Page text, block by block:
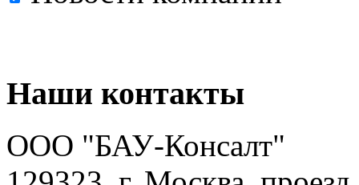
Наши контакты
ООО "БАУ-Консалт"